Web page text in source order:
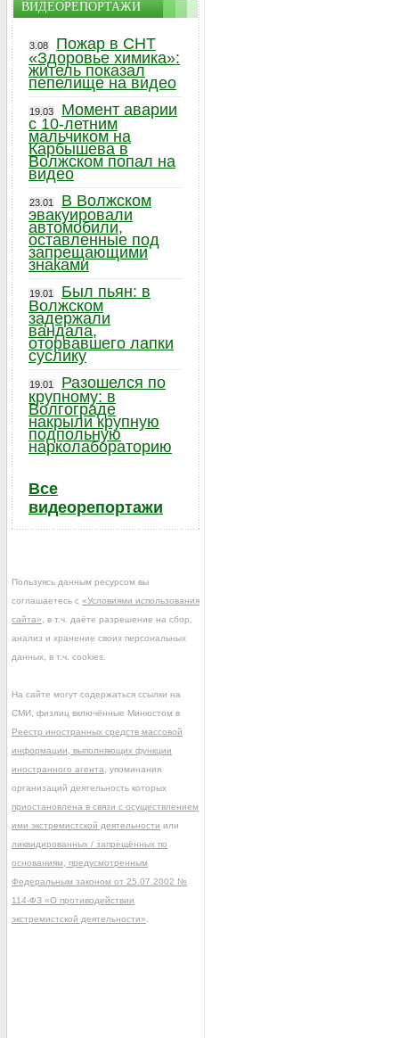
ВИДЕОРЕПОРТАЖИ
3.08
Пожар в СНТ
«Здоровье химика»:
житель показал
пепелище на видео
19.03
Момент аварии
с 10-летним
мальчиком на
Карбышева в
Волжском попал на
видео
23.01
В Волжском
эвакуировали
автомобили,
оставленные под
запрещающими
знаками
19.01
Был пьян: в
Волжском
задержали
вандала,
оторвавшего лапки
суслику
19.01
Разошелся по
крупному: в
Волгограде
накрыли крупную
подпольную
нарколабораторию
Все
видеорепортажи
Пользуясь данным ресурсом вы
соглашаетесь с «Условиями использования
сайта» , в т.ч. даёте разрешение на сбор,
анализ и хранение своих персональных
данных, в т.ч. cookies.
На сайте могут содержаться ссылки на
СМИ, физлиц включённые Минюстом в
Реестр иностранных средств массовой
информации, выполняющих функции
иностранного агента , упоминания
организаций деятельность которых
приостановлена в связи с осуществлением
ими экстремистской деятельности или
ликвидированных / запрещённых по
основаниям, предусмотренным
Федеральным законом от 25.07.2002 №
114-ФЗ «О противодействии
экстремистской деятельности»